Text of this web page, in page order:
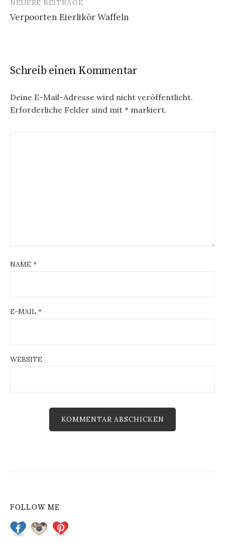
e
g
s
n
o
NEUERE BEITRÄGE
Verpoorten Eierlikör Waffeln
Schreib einen Kommentar
Deine E-Mail-Adresse wird nicht veröffentlicht.
Erforderliche Felder sind mit * markiert.
NAME *
E-MAIL *
WEBSITE
FOLLOW ME